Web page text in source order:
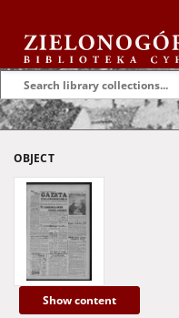
OBJECT
Show content